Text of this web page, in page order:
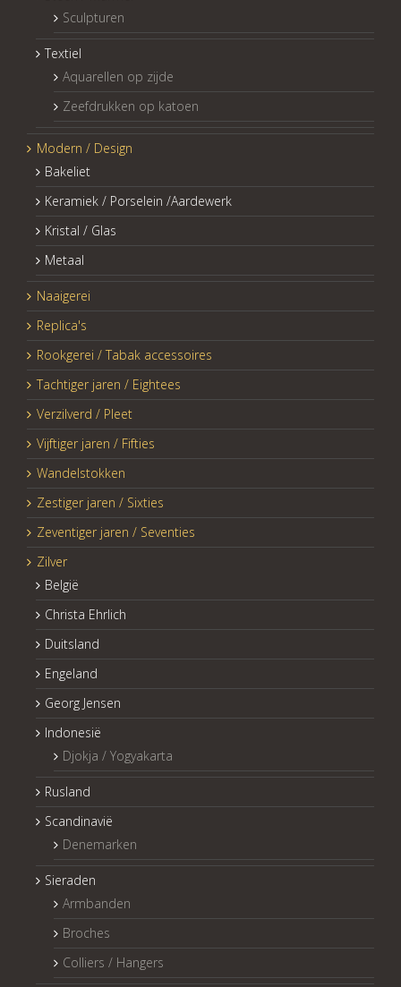
Sculpturen
Textiel
Aquarellen op zijde
Zeefdrukken op katoen
Modern / Design
Bakeliet
Keramiek / Porselein /Aardewerk
Kristal / Glas
Metaal
Naaigerei
Replica's
Rookgerei / Tabak accessoires
Tachtiger jaren / Eightees
Verzilverd / Pleet
Vijftiger jaren / Fifties
Wandelstokken
Zestiger jaren / Sixties
Zeventiger jaren / Seventies
Zilver
België
Christa Ehrlich
Duitsland
Engeland
Georg Jensen
Indonesië
Djokja / Yogyakarta
Rusland
Scandinavië
Denemarken
Sieraden
Armbanden
Broches
Colliers / Hangers